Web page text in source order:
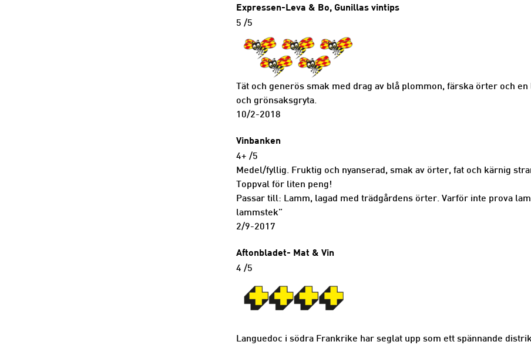
Expressen-Leva & Bo, Gunillas vintips
5 /5
Tät och generös smak med drag av blå plommon, färska örter och
och grönsaksgryta.
10/2-2018
Vinbanken
4+ /5
Medel/fyllig. Fruktig och nyanserad, smak av örter, fat och kärnig
Toppval för liten peng!
Passar till: Lamm, lagad med trädgårdens örter. Varför inte prova
lammstek”
2/9-2017
Aftonbladet- Mat & Vin
4 /5
Languedoc i södra Frankrike har seglat upp som ett spännande